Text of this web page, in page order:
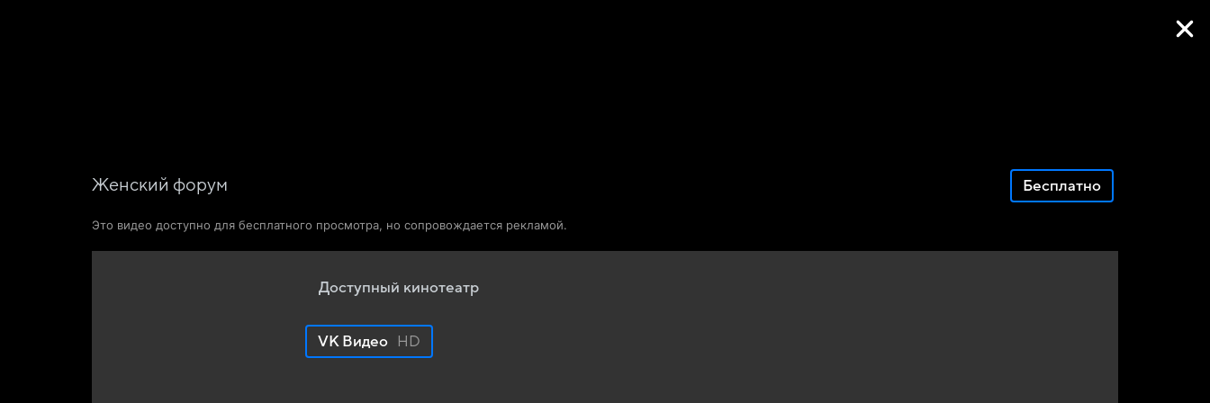
Женский форум
Это видео доступно для бесплатного просмотра, но сопровождается рекламой.
Бесплатно
Доступный кинотеатр
VK Видео HD